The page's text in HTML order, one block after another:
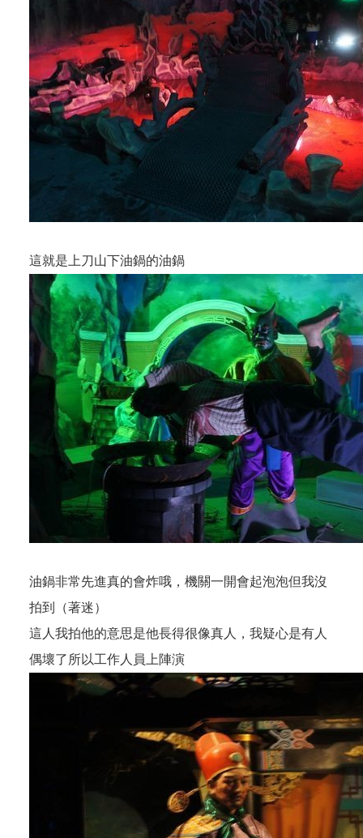
這就是上刀山下油鍋的油鍋
油鍋非常先進真的會炸哦，機關一開會起泡泡但我沒
拍到（著迷）
這人我拍他的意思是他長得很像真人，我疑心是有人
偶壞了所以工作人員上陣演